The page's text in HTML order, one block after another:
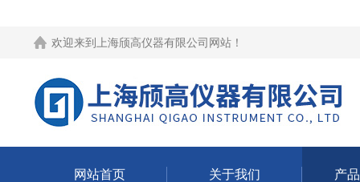
欢迎来到 上海颀高仪器有限公司网站 ！
网站首页 关于我们 产